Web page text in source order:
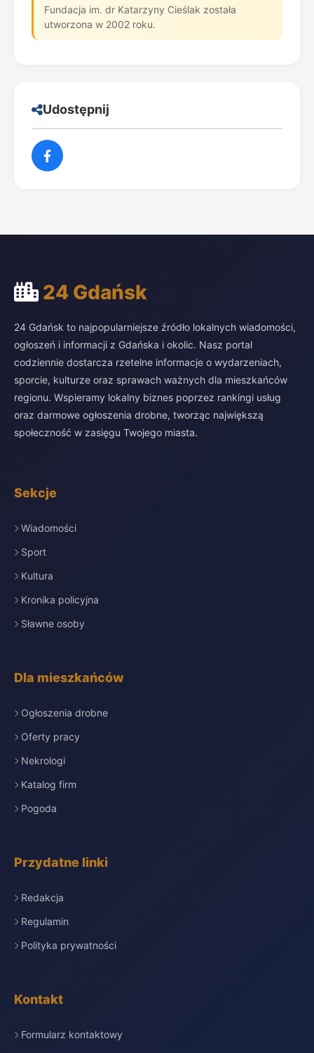
Fundacja im. dr Katarzyny Cieślak została
utworzona w 2002 roku.
Udostępnij
24 Gdańsk
24 Gdańsk to najpopularniejsze źródło lokalnych wiadomości,
ogłoszeń i informacji z Gdańska i okolic. Nasz portal
codziennie dostarcza rzetelne informacje o wydarzeniach,
sporcie, kulturze oraz sprawach ważnych dla mieszkańców
regionu. Wspieramy lokalny biznes poprzez rankingi usług
oraz darmowe ogłoszenia drobne, tworząc największą
społeczność w zasięgu Twojego miasta.
Sekcje
Wiadomości
Sport
Kultura
Kronika policyjna
Sławne osoby
Dla mieszkańców
Ogłoszenia drobne
Oferty pracy
Nekrologi
Katalog firm
Pogoda
Przydatne linki
Redakcja
Regulamin
Polityka prywatności
Kontakt
Formularz kontaktowy